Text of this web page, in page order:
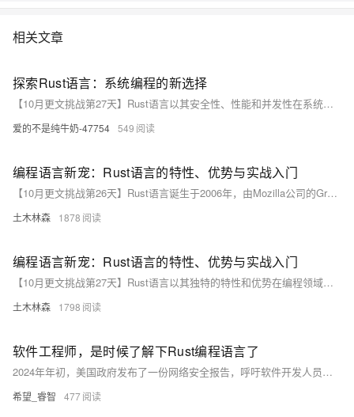
相关文章
探索Rust语言：系统编程的新选择
【10月更文挑战第27天】Rust语言以其安全性、性能和并发性在系统编程领域受到广泛关注。本文介绍了Rust的核心特性，如内存安全、高性能和强大的并发模型，以及开发技巧和实用工具，展示了Rust如何改变系统编程的面貌，并展望了其在WebAssembly、区块链和嵌入式系统等领域的未来应用。
爱的不是纯牛奶-47754 549
编程语言新宠：Rust语言的特性、优势与实战入门
【10月更文挑战第26天】Rust语言诞生于2006年，由Mozilla公司的Graydon Hoare发起。作为一门系统编程语言，Rust专注于安全和高性能。通过所有权系统和生命周期管理，Rust在编译期就能消除内存泄漏等问题，适用于操作系统、嵌入式系统等高可靠性场景。
土木林森 1878
编程语言新宠：Rust语言的特性、优势与实战入门
【10月更文挑战第27天】Rust语言以其独特的特性和优势在编程领域迅速崛起。本文介绍Rust的核心特性，如所有权系统和强大的并发处理能力，以及其性能和安全性优势。通过实战示例，如“Hello, World!”和线程编程，帮助读者快速入门Rust。
土木林森 1798
软件工程师，是时候了解下Rust编程语言了
2024年年初，美国政府发布了一份网络安全报告，呼吁软件开发人员停止使用容易出现内存安全漏洞的编程语言，比如：C和C++，转而使用内存安全的编程语言。这份报告由美国网络空间总监办公室 (ONCD) 发布，旨在落实美国总统拜登的网络安全战略，目标是“保护网络空间的基石”。 内存安全指的是程序在访问内存时，能够避免出现错误和漏洞，比如：缓冲区溢出、野指针等。Java由于其运行时错误检测机制，被认为是一种内存安全的语言。然而，C和C++允许直接操作内存地址，并且缺乏边界检查，容易出现内存安全问题。
希望_睿智 477